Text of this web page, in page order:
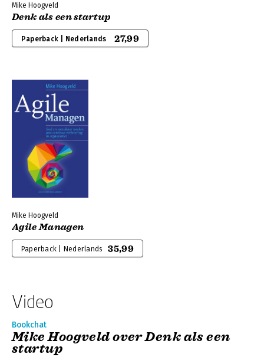
Mike Hoogveld
Denk als een startup
Paperback | Nederlands 27,99
Mike Hoogveld
Agile Managen
Paperback | Nederlands 35,99
Video
Bookchat
Mike Hoogveld over Denk als een
startup